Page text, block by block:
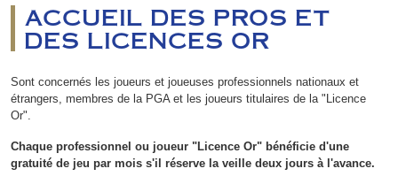
ACCUEIL DES PROS ET
DES LICENCES OR
Sont concernés les joueurs et joueuses professionnels nationaux et
étrangers, membres de la PGA et les joueurs titulaires de la "Licence
Or".
Chaque professionnel ou joueur "Licence Or" bénéficie d'une
gratuité de jeu par mois s'il réserve la veille deux jours à l'avance.